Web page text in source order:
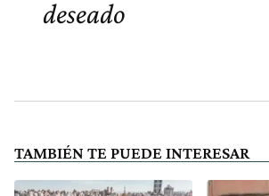
deseado
TAMBIÉN TE PUEDE INTERESAR